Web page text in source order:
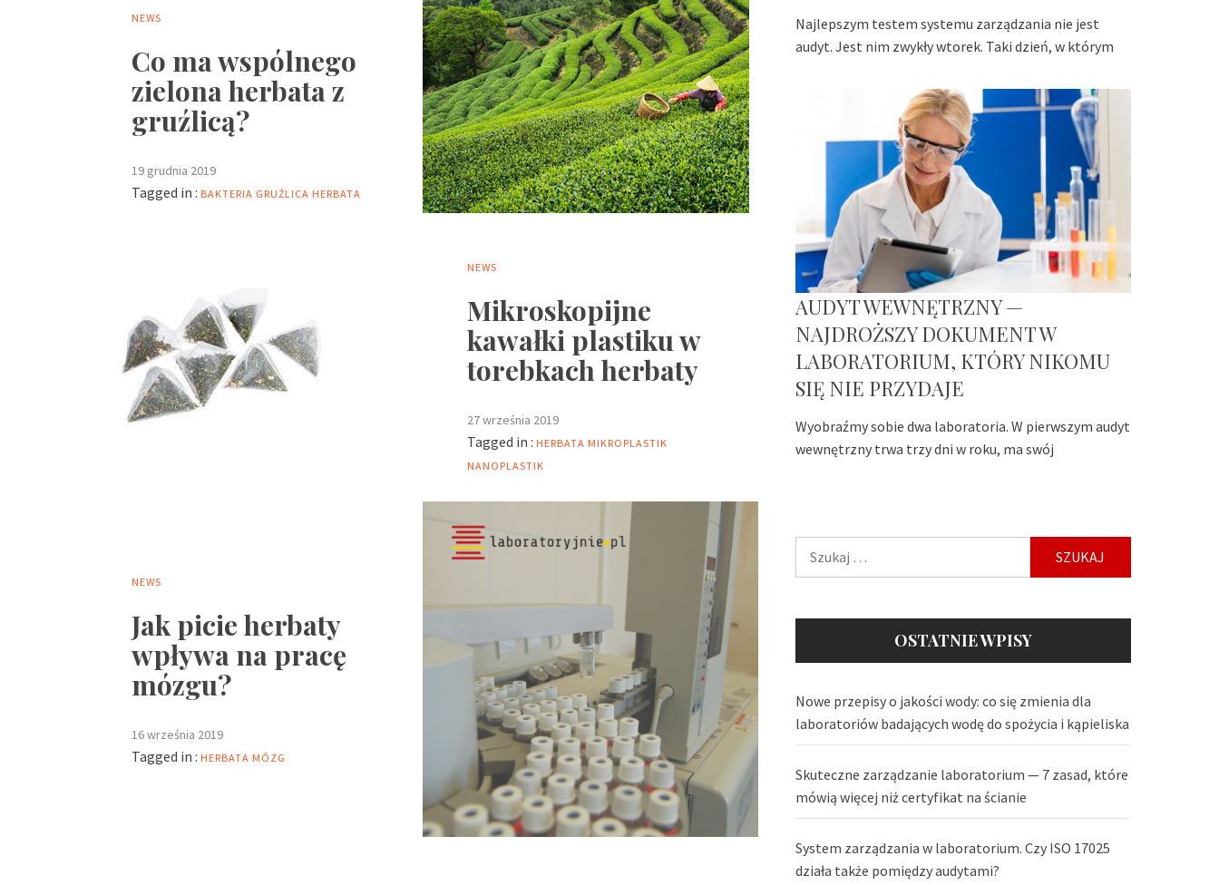
NEWS
Co ma wspólnego
zielona herbata z
gruźlicą?
19 grudnia 2019
Tagged in : BAKTERIA GRUŹLICA HERBATA
NEWS
Mikroskopijne
kawałki plastiku w
torebkach herbaty
27 września 2019
Tagged in : HERBATA MIKROPLASTIK
NANOPLASTIK
NEWS
Jak picie herbaty
wpływa na pracę
mózgu?
16 września 2019
Tagged in : HERBATA MÓZG
Najlepszym testem systemu zarządzania nie jest
audyt. Jest nim zwykły wtorek. Taki dzień, w którym
AUDYT WEWNĘTRZNY —
NAJDROŻSZY DOKUMENT W
LABORATORIUM, KTÓRY NIKOMU
SIĘ NIE PRZYDAJE
Wyobraźmy sobie dwa laboratoria. W pierwszym audyt
wewnętrzny trwa trzy dni w roku, ma swój
OSTATNIE WPISY
Nowe przepisy o jakości wody: co się zmienia dla
laboratoriów badających wodę do spożycia i kąpieliska
Skuteczne zarządzanie laboratorium — 7 zasad, które
mówią więcej niż certyfikat na ścianie
System zarządzania w laboratorium. Czy ISO 17025
działa także pomiędzy audytami?